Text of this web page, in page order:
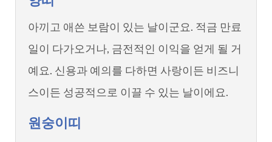
아끼고 애쓴 보람이 있는 날이군요. 적금 만료
일이 다가오거나, 금전적인 이익을 얻게 될 거
예요. 신용과 예의를 다하면 사랑이든 비즈니
스이든 성공적으로 이끌 수 있는 날이에요.
원숭이띠